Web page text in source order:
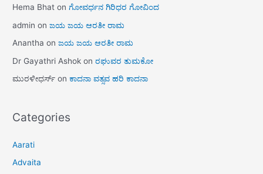
Hema Bhat onಗೋವರ್ಧನ ಗಿರಿಧರ ಗೋವಿಂದ
admin onಜಯ ಜಯ ಆರತೀ ರಾಮ
Anantha onಜಯ ಜಯ ಆರತೀ ರಾಮ
Dr Gayathri Ashok onರಘುವರ ತುಮಕೋ
ಮುರಳೀಧರ್ಸ್ onಕಾದನಾ ವತ್ಸವ ಹರಿ ಕಾದನಾ
Categories
Aarati
Advaita